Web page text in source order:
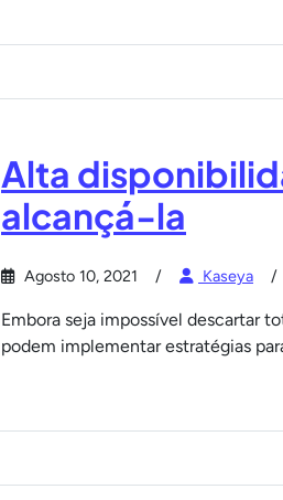
Alta
alcançá-la
Agosto 10, 2021 Kaseya
Embora seja impossível descartar
podem implementar estratégias